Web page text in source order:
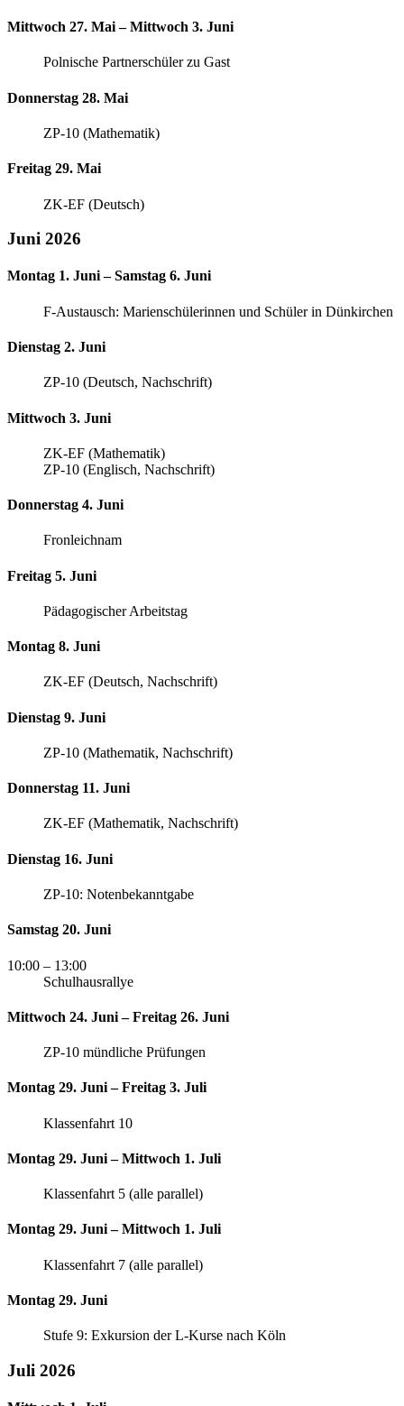
Mittwoch 27. Mai – Mittwoch 3. Juni
Polnische Partnerschüler zu Gast
Donnerstag 28. Mai
ZP-10 (Mathematik)
Freitag 29. Mai
ZK-EF (Deutsch)
Juni 2026
Montag 1. Juni – Samstag 6. Juni
F-Austausch: Marienschülerinnen und Schüler in Dünkirchen
Dienstag 2. Juni
ZP-10 (Deutsch, Nachschrift)
Mittwoch 3. Juni
ZK-EF (Mathematik)
ZP-10 (Englisch, Nachschrift)
Donnerstag 4. Juni
Fronleichnam
Freitag 5. Juni
Pädagogischer Arbeitstag
Montag 8. Juni
ZK-EF (Deutsch, Nachschrift)
Dienstag 9. Juni
ZP-10 (Mathematik, Nachschrift)
Donnerstag 11. Juni
ZK-EF (Mathematik, Nachschrift)
Dienstag 16. Juni
ZP-10: Notenbekanntgabe
Samstag 20. Juni
10:00 – 13:00
Schulhausrallye
Mittwoch 24. Juni – Freitag 26. Juni
ZP-10 mündliche Prüfungen
Montag 29. Juni – Freitag 3. Juli
Klassenfahrt 10
Montag 29. Juni – Mittwoch 1. Juli
Klassenfahrt 5 (alle parallel)
Montag 29. Juni – Mittwoch 1. Juli
Klassenfahrt 7 (alle parallel)
Montag 29. Juni
Stufe 9: Exkursion der L-Kurse nach Köln
Juli 2026